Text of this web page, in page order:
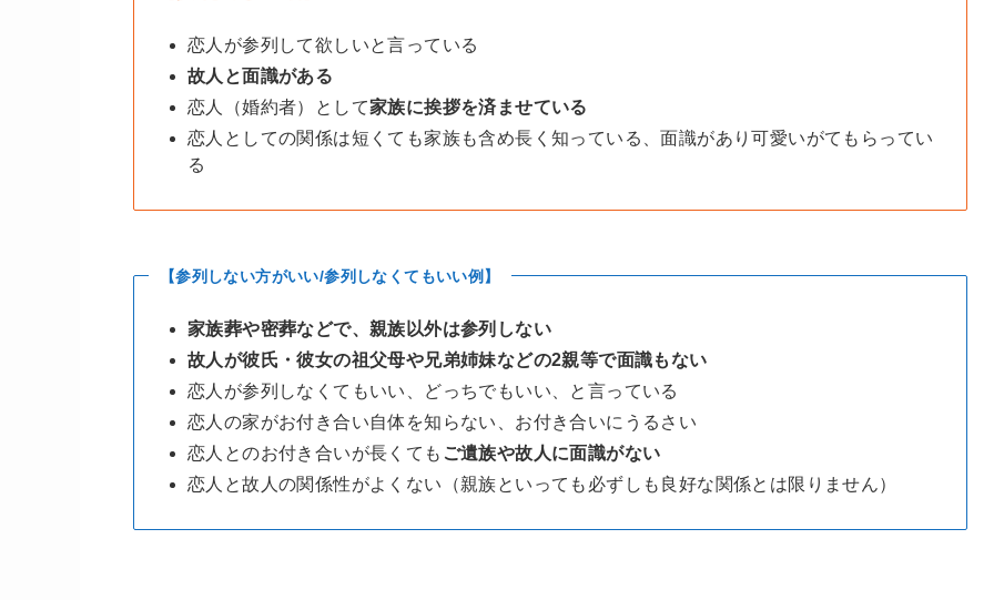
恋人が参列して欲しいと言っている
故人と面識がある
恋人（婚約者）として家族に挨拶を済ませている
恋人としての関係は短くても家族も含め長く知っている、面識があり可愛いがてもらってい
る
【参列しない方がいい/参列しなくてもいい例】
家族葬や密葬などで、親族以外は参列しない
故人が彼氏・彼女の祖父母や兄弟姉妹などの2親等で面識もない
恋人が参列しなくてもいい、どっちでもいい、と言っている
恋人の家がお付き合い自体を知らない、お付き合いにうるさい
恋人とのお付き合いが長くても ご遺族や故人に面識がない
恋人と故人の関係性がよくない（親族といっても必ずしも良好な関係とは限りません）